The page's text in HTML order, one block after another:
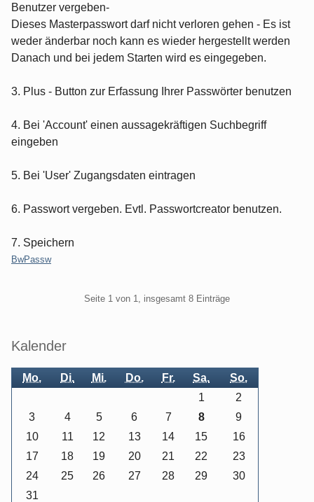
Benutzer vergeben-
Dieses Masterpasswort darf nicht verloren gehen - Es ist
weder änderbar noch kann es wieder hergestellt werden
Danach und bei jedem Starten wird es eingegeben.
3. Plus - Button zur Erfassung Ihrer Passwörter benutzen
4. Bei 'Account' einen aussagekräftigen Suchbegriff
eingeben
5. Bei 'User' Zugangsdaten eintragen
6. Passwort vergeben. Evtl. Passwortcreator benutzen.
7. Speichern
Kategorien:
BwPassw
Seite 1 von 1, insgesamt 8 Einträge
Seitenleiste
Kalender
Mo. Di. Mi. Do. Fr. Sa. So.
1
2
3
4 5 6 7 8
9
10
11 12 13 14 15
16
17
18 19 20 21 22
23
24
25 26 27 28 29
30
31